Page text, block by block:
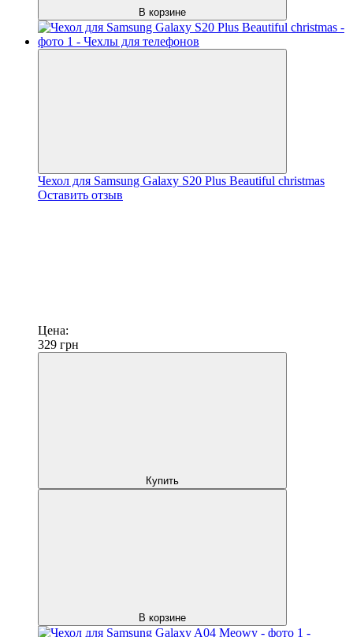
В корзине
Чехол для Samsung Galaxy S20 Plus Beautiful christmas
Оставить отзыв
Цена:
329 грн
Купить
В корзине